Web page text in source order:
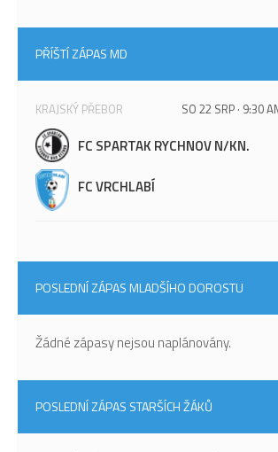
PŘÍŠTÍ ZÁPAS MD
KRAJSKÝ PŘEBOR SO 22 SRP · 9:30
FC SPARTAK RYCHNOV N/KN.
FC VRCHLABÍ
POSLEDNÍ ZÁPAS MLADŠÍHO DOROSTU
Žádné zápasy nejsou naplánovány.
POSLEDNÍ ZÁPAS STARŠÍCH ŽÁKŮ